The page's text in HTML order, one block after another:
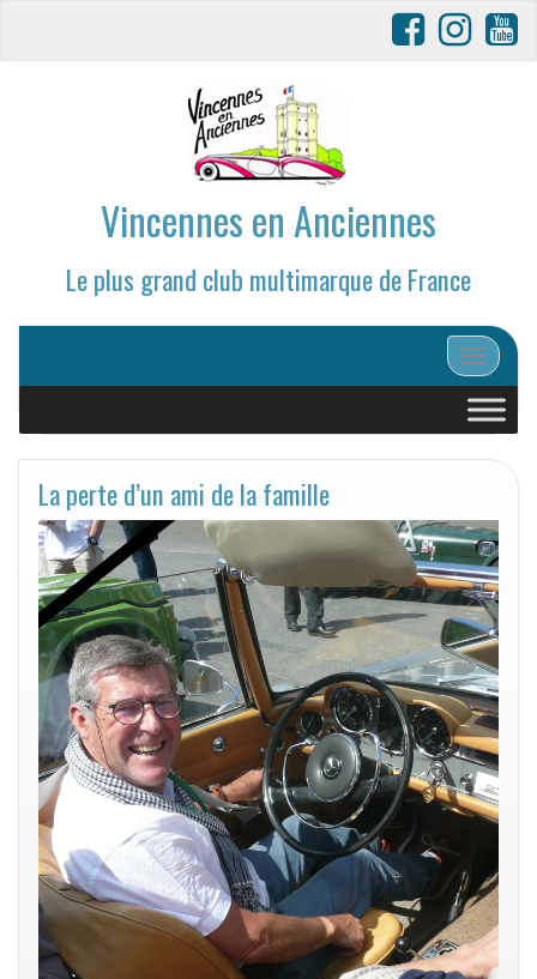
Vincennes en Anciennes
Le plus grand club multimarque de France
Afficher/
La perte d’un ami de la famille